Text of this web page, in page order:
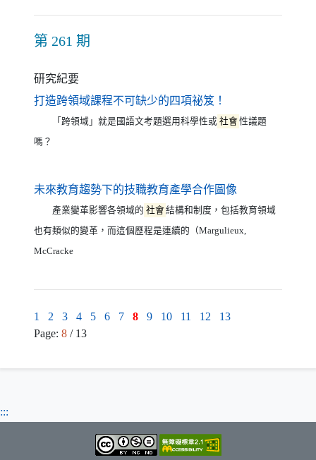
第 261 期
研究紀要
打造跨領域課程不可缺少的四項祕笈！
「跨領域」就是國語文考題選用科學性或 社會性議題
嗎？
未來教育趨勢下的技職教育產學合作圖像
產業變革影響各領域的 社會結構和制度，包括教育領域
也有類似的變革，而這個歷程是連續的（Margulieux,
McCracke
1 2 3 4 5 6 7 8 9 10 11 12
13
Page: 8 / 13
:::